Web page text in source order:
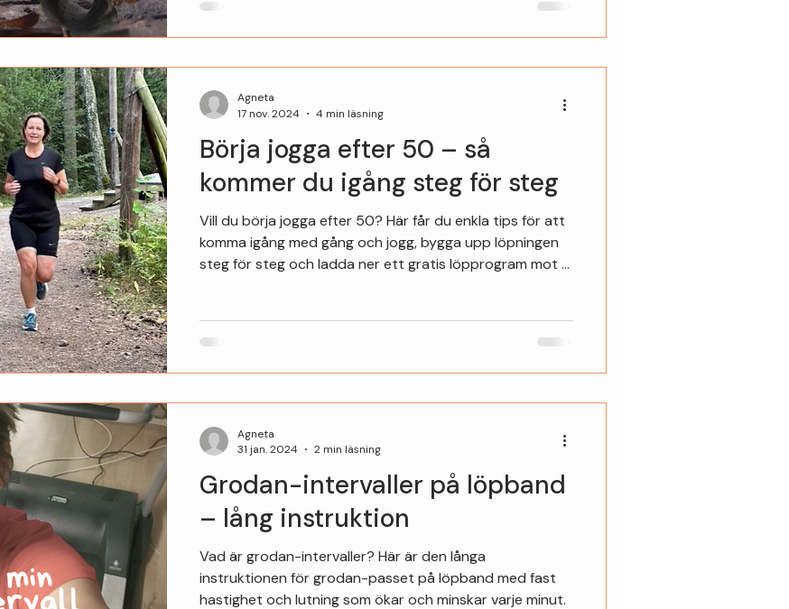
Börja jogga efter 50 – så
kommer du igång steg för steg
Vill du börja jogga efter 50? Här får du enkla tips för att
komma igång med gång och jogg, bygga upp löpningen
steg för steg och ladda ner ett gratis löpprogram mot 5
Agneta
17 nov. 2024
4 min läsning
Grodan-intervaller på löpband
– lång instruktion
Vad är grodan-intervaller? Här är den långa
instruktionen för grodan-passet på löpband med fast
hastighet och lutning som ökar och minskar varje minut.
Agneta
31 jan. 2024
2 min läsning